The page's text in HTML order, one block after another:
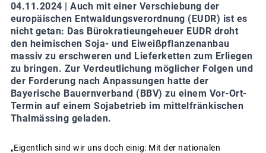
04.11.2024 | Auch mit einer Verschiebung der
europäischen Entwaldungsverordnung (EUDR) ist es
nicht getan: Das Bürokratieungeheuer EUDR droht
den heimischen Soja- und Eiweißpflanzenanbau
massiv zu erschweren und Lieferketten zum Erliegen
zu bringen. Zur Verdeutlichung möglicher Folgen und
der Forderung nach Anpassungen hatte der
Bayerische Bauernverband (BBV) zu einem Vor-Ort-
Termin auf einem Sojabetrieb im mittelfränkischen
Thalmässing geladen.
„Eigentlich sind wir uns doch einig: Mit der nationalen